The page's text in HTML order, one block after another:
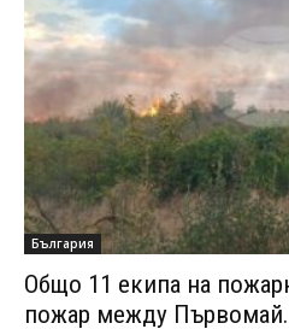
България
Общо 11 екипа на
пожар между